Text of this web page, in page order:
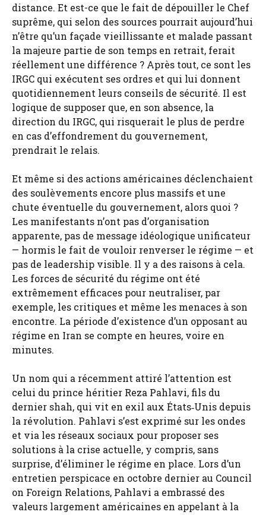
distance. Et est-ce que le fait de dépouiller le Chef
suprême, qui selon des sources pourrait aujourd’hui
n’être qu’un façade vieillissante et malade passant
la majeure partie de son temps en retrait, ferait
réellement une différence ? Après tout, ce sont les
IRGC qui exécutent ses ordres et qui lui donnent
quotidiennement leurs conseils de sécurité. Il est
logique de supposer que, en son absence, la
direction du IRGC, qui risquerait le plus de perdre
en cas d’effondrement du gouvernement,
prendrait le relais.
Et même si des actions américaines déclenchaient
des soulèvements encore plus massifs et une
chute éventuelle du gouvernement, alors quoi ?
Les manifestants n’ont pas d’organisation
apparente, pas de message idéologique unificateur
— hormis le fait de vouloir renverser le régime — et
pas de leadership visible. Il y a des raisons à cela.
Les forces de sécurité du régime ont été
extrêmement efficaces pour neutraliser, par
exemple, les critiques et même les menaces à son
encontre. La période d’existence d’un opposant au
régime en Iran se compte en heures, voire en
minutes.
Un nom qui a récemment attiré l’attention est
celui du prince héritier Reza Pahlavi, fils du
dernier shah, qui vit en exil aux États‑Unis depuis
la révolution. Pahlavi s’est exprimé sur les ondes
et via les réseaux sociaux pour proposer ses
solutions à la crise actuelle, y compris, sans
surprise, d’éliminer le régime en place. Lors d’un
entretien perspicace en octobre dernier au Council
on Foreign Relations, Pahlavi a embrassé des
valeurs largement américaines en appelant à la